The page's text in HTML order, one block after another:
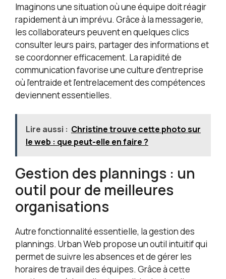
Imaginons une situation où une équipe doit réagir
rapidement à un imprévu. Grâce à la messagerie,
les collaborateurs peuvent en quelques clics
consulter leurs pairs, partager des informations et
se coordonner efficacement. La rapidité de
communication favorise une culture d’entreprise
où l’entraide et l’entrelacement des compétences
deviennent essentielles.
Lire aussi : Christine trouve cette photo sur
le web : que peut-elle en faire ?
Gestion des plannings : un
outil pour de meilleures
organisations
Autre fonctionnalité essentielle, la gestion des
plannings. Urban Web propose un outil intuitif qui
permet de suivre les absences et de gérer les
horaires de travail des équipes. Grâce à cette